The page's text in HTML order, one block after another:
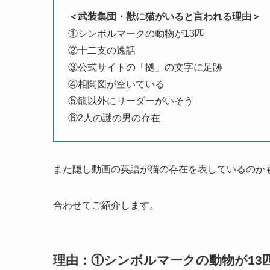
＜武装集団・獣に猫がいると言われる理由＞
①シンボルマークの動物が13匹
②十二支の逸話
③公式サイトの「拠」の文字に足跡
④相関図が空いている
⑤龍以外にリーダーがいそう
⑥2人の謎の男の存在
また隠し動画の英語が猫の存在を表しているのか
合わせてご紹介します。
理由：①シンボルマークの動物が13